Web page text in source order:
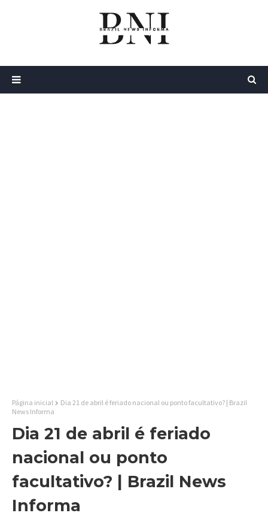
Página inicial
Dia 21 de abril é feriado nacional ou ponto facultativo? | Brazil
News Informa
Dia 21 de abril é feriado
nacional ou ponto
facultativo? | Brazil News
Informa